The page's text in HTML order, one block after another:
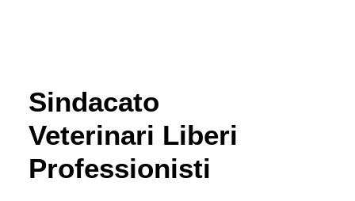
Sindacato
Veterinari Liberi
Professionisti